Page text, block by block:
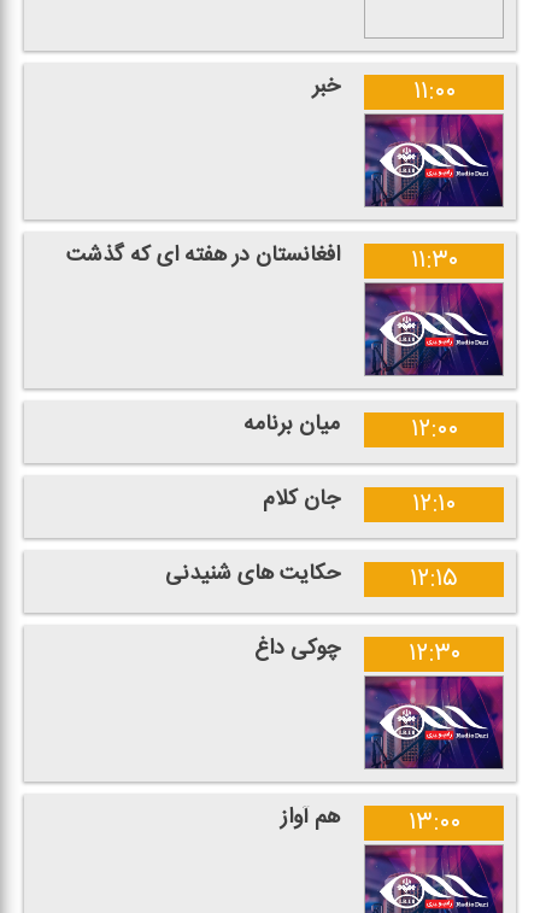
۱۱:۰۰ خبر
۱۱:۳۰ افغانستان در هفته ای كه گذشت
۱۲:۰۰ میان برنامه
۱۲:۱۰ جان كلام
۱۲:۱۵ حكایت های شنیدنی
۱۲:۳۰ چوكی داغ
۱۳:۰۰ هم آواز